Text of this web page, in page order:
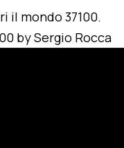
il mondo 37100.